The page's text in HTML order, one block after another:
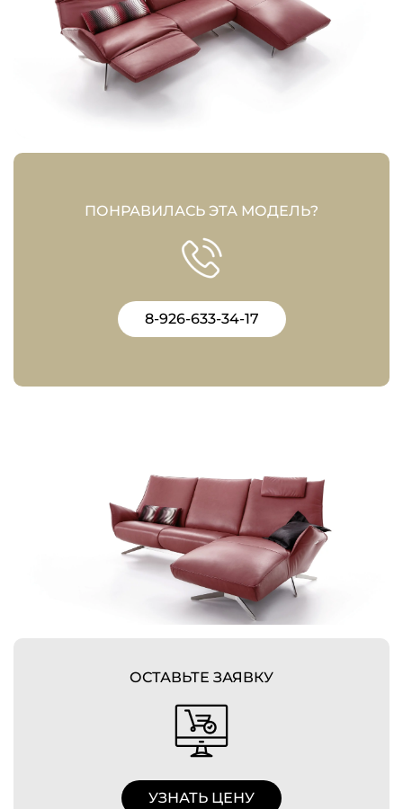
ПОНРАВИЛАСЬ ЭТА МОДЕЛЬ?
8-926-633-34-17
ОСТАВЬТЕ ЗАЯВКУ
УЗНАТЬ ЦЕНУ